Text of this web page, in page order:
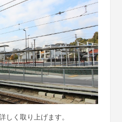
しく取り上げます。